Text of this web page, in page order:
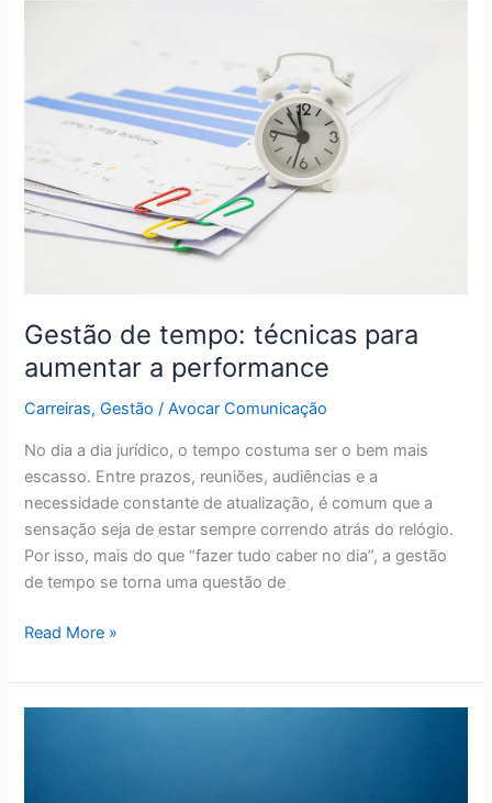
Gestão de tempo: técnicas para
aumentar a performance
Carreiras,Gestão /Avocar Comunicação
No dia a dia jurídico, o tempo costuma ser o bem mais
escasso. Entre prazos, reuniões, audiências e a
necessidade constante de atualização, é comum que a
sensação seja de estar sempre correndo atrás do relógio.
Por isso, mais do que “fazer tudo caber no dia”, a gestão
de tempo se torna uma questão de
técnicas
para
performance
Read More »